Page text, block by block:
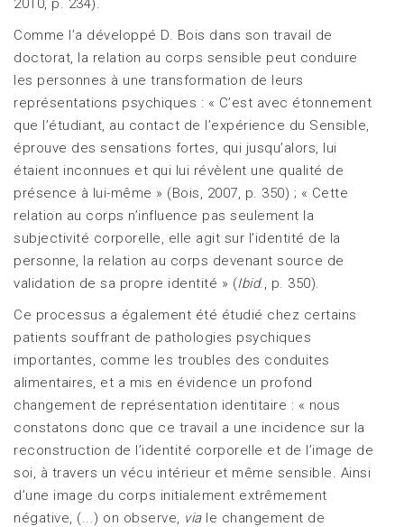
2010, p. 234).
Comme l’a développé D. Bois dans son travail de
doctorat, la relation au corps sensible peut conduire
les personnes à une transformation de leurs
représentations psychiques : « C’est avec étonnement
que l’étudiant, au contact de l’expérience du Sensible,
éprouve des sensations fortes, qui jusqu’alors, lui
étaient inconnues et qui lui révèlent une qualité de
présence à lui-même » (Bois, 2007, p. 350) ; « Cette
relation au corps n’influence pas seulement la
subjectivité corporelle, elle agit sur l’identité de la
personne, la relation au corps devenant source de
validation de sa propre identité » (Ibid., p. 350).
Ce processus a également été étudié chez certains
patients souffrant de pathologies psychiques
importantes, comme les troubles des conduites
alimentaires, et a mis en évidence un profond
changement de représentation identitaire : « nous
constatons donc que ce travail a une incidence sur la
reconstruction de l’identité corporelle et de l’image de
soi, à travers un vécu intérieur et même sensible. Ainsi
d’une image du corps initialement extrêmement
négative, (...) on observe, via le changement de